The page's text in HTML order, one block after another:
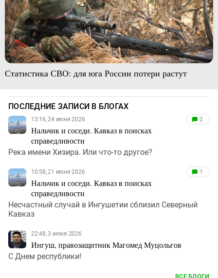
Статистика СВО: для юга России потери растут
ПОСЛЕДНИЕ ЗАПИСИ В БЛОГАХ
13:16, 24 июня 2026
Нальчик и соседи. Кавказ в поисках
справедливости
2
Река имени Хизира. Или что-то другое?
10:58, 21 июня 2026
Нальчик и соседи. Кавказ в поисках
справедливости
1
Несчастный случай в Ингушетии сблизил Северный
Кавказ
22:48, 3 июня 2026
Ингуш, правозащитник Магомед Муцольгов
С Днем республики!
ВСЕ БЛОГИ